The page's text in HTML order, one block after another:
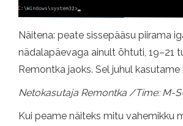
Näitena: peate sissepääsu piirama
nädalapäevaga ainult õhtuti, 19–21
Remontka jaoks. Sel juhul kasutame
Netokasutaja Remontka /Time: M-
Kui peame näiteks mitu vahemikku